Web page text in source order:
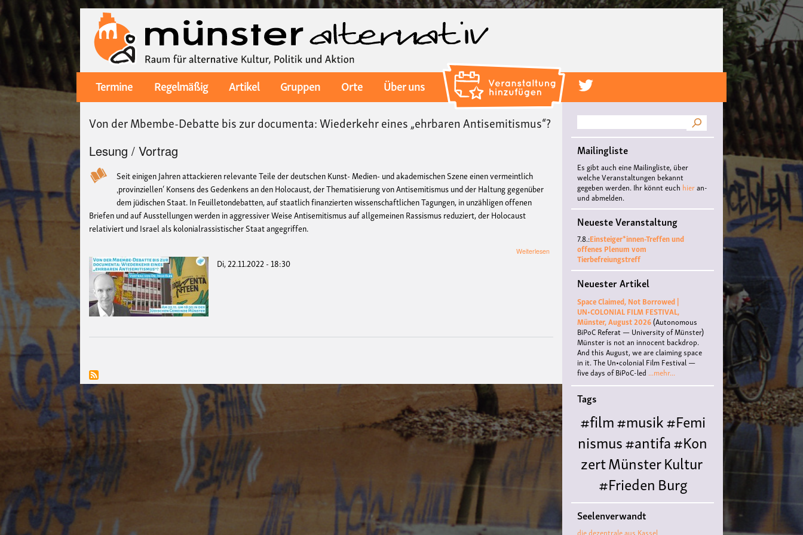
Inhalt
Main
navigation
Termine Regelmäßig Artikel Gruppen Orte
Über uns
Von der Mbembe-Debatte bis zur documenta: Wiederkehr eines „ehrbaren Antisemitismus“?
Lesung / Vortrag
Seit einigen Jahren attackieren relevante Teile der deutschen Kunst- Medien- und akademischen Szene einen vermeintlich
‚provinziellen‘ Konsens des Gedenkens an den Holocaust, der Thematisierung von Antisemitismus und der Haltung gegenüber
dem jüdischen Staat. In Feuilletondebatten, auf staatlich finanzierten wissenschaftlichen Tagungen, in unzähligen offenen
Briefen und auf Ausstellungen werden in aggressiver Weise Antisemitismus auf allgemeinen Rassismus reduziert, der Holocaust
relativiert und Israel als kolonialrassistischer Staat angegriffen.
Weiterlesen
documenta:
Wiederkehr
„ehrbaren
Antisemitismus“?
Di, 22.11.2022 - 18:30
Suche
Mailingliste
Es gibt auch eine Mailingliste, über
welche Veranstaltungen bekannt
gegeben werden. Ihr könnt euch hieran-
und abmelden.
Neueste Veranstaltung
7.8.:Einsteiger*innen-Treffen und
offenes Plenum vom
Tierbefreiungstreff
Neuester Artikel
Space Claimed, Not Borrowed |
UN•COLONIAL FILM FESTIVAL,
Münster, August 2026(Autonomous
BiPoC Referat — University of Münster)
Münster is not an innocent backdrop.
And this August, we are claiming space
in it. The Un•colonial Film Festival —
five days of BiPoC-led ...mehr...
Tags
#film#musik#Femi
nismus#antifa#Kon
zertMünsterKultur
#FriedenBurg
Hülshoffliteratur#
Queer#Workshop
Seelenverwandt
die dezentrale aus Kassel